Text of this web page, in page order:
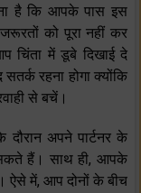
है कि आपके पास इस
को पूरा नहीं कर
में डूबे दिखाई दे
रहना होगा क्योंकि
से बचें।
अपने पार्टनर के
हैं। साथ ही, आपके
ऐसे में, आप दोनों के बीच